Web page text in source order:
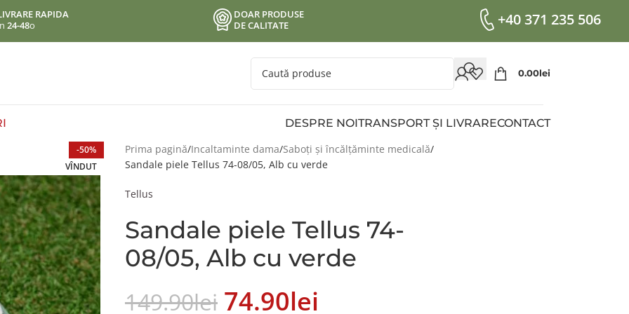
RAPIDA
24-48o
DOAR PRODUSE
DE CALITATE
+40 371 235 506
0.00Lei
DESPRE NOITRANSPORT ȘI LIVRARECONTACT
-50%
VÎNDUT
Prima pagină Incaltaminte dama Saboți și încălțăminte medicală
Sandale piele Tellus 74-08/05, Alb cu verde
Tellus
Sandale piele Tellus 74-
08/05, Alb cu verde
149.90Lei 74.90Lei